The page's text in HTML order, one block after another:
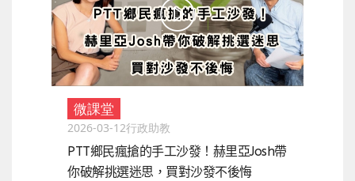
微課堂
2026-03-12行政助教
PTT鄉民瘋搶的手工沙發！赫里亞Josh帶
你破解挑選迷思，買對沙發不後悔